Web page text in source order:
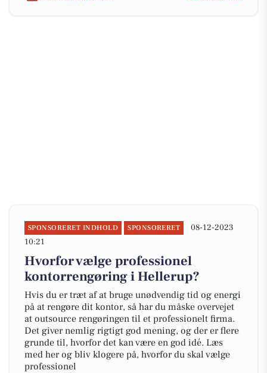
SPONSORERET INDHOLD SPONSORERET
08-12-2023
10:21
Hvorfor vælge professionel
kontorrengøring i Hellerup?
Hvis du er træt af at bruge unødvendig tid og energi
på at rengøre dit kontor, så har du måske overvejet
at outsource rengøringen til et professionelt firma.
Det giver nemlig rigtigt god mening, og der er flere
grunde til, hvorfor det kan være en god idé. Læs
med her og bliv klogere på, hvorfor du skal vælge
professionel